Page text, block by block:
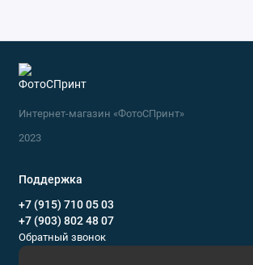
Интернет-магазин «ФотоСПринт»
2023
Поддержка
+7 (915) 710 05 03
+7 (903) 802 48 07
Обратный звонок